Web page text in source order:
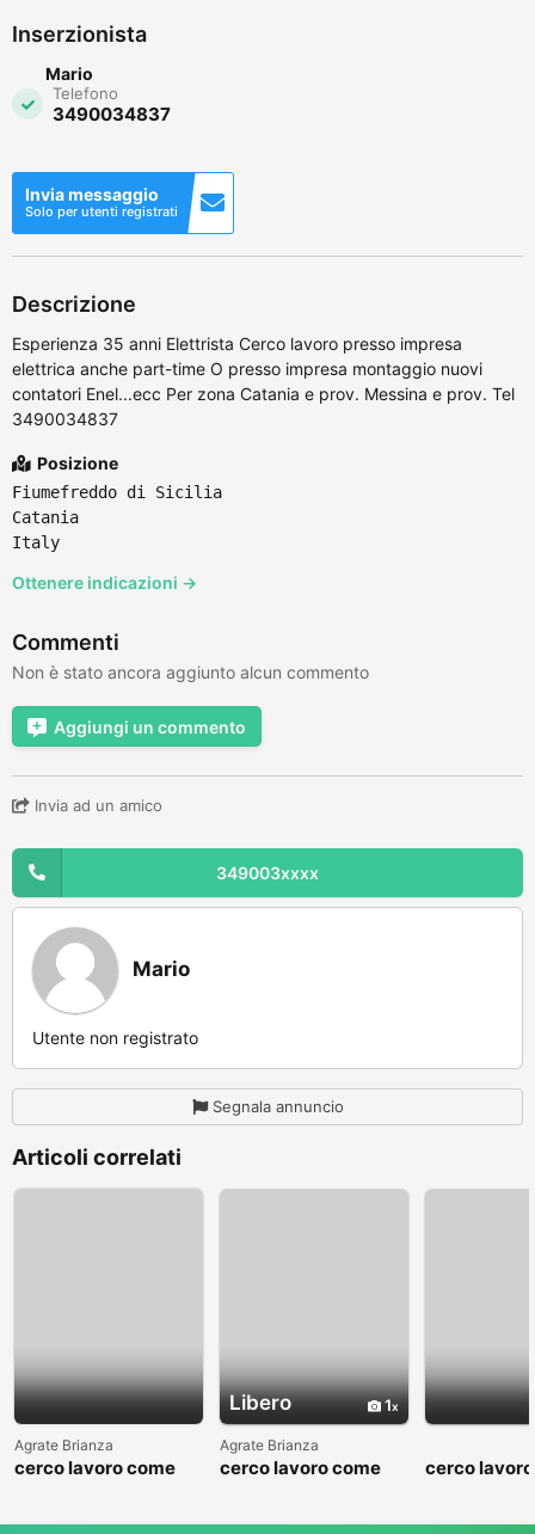
Inserzionista
Mario
Telefono
3490034837
Invia messaggio
Solo per utenti registrati
Descrizione
Esperienza 35 anni Elettrista Cerco lavoro presso impresa
elettrica anche part-time O presso impresa montaggio nuovi
contatori Enel...ecc Per zona Catania e prov. Messina e prov. Tel
3490034837
Posizione
Fiumefreddo di Sicilia
Catania
Italy
Ottenere indicazioni →
Commenti
Non è stato ancora aggiunto alcun commento
Aggiungi un commento
Invia ad un amico
349003xxxx
Mario
Utente non registrato
Segnala annuncio
Articoli correlati
Agrate Brianza
cerco lavoro come
Libero 1
Agrate Brianza
cerco lavoro come
cerco